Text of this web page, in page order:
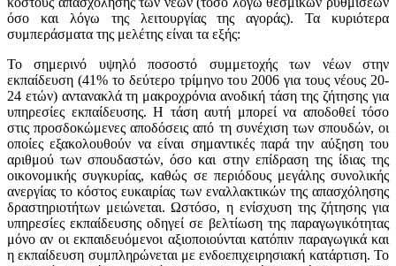
όσο και λόγω της λειτουργίας της αγοράς). Τα κυριότερα
συμπεράσματα της μελέτης είναι τα εξής:
Το σημερινό υψηλό ποσοστό συμμετοχής των νέων στην
εκπαίδευση (41% το δεύτερο τρίμηνο του 2006 για τους νέους 20-
24 ετών) αντανακλά τη μακροχρόνια ανοδική τάση της ζήτησης για
υπηρεσίες εκπαίδευσης. Η τάση αυτή μπορεί να αποδοθεί τόσο
στις προσδοκώμενες αποδόσεις από τη συνέχιση των σπουδών, οι
οποίες εξακολουθούν να είναι σημαντικές παρά την αύξηση του
αριθμού των σπουδαστών, όσο και στην επίδραση της ίδιας της
οικονομικής συγκυρίας, καθώς σε περιόδους μεγάλης συνολικής
ανεργίας το κόστος ευκαιρίας των εναλλακτικών της απασχόλησης
δραστηριοτήτων μειώνεται. Ωστόσο, η ενίσχυση της ζήτησης για
υπηρεσίες εκπαίδευσης οδηγεί σε βελτίωση της παραγωγικότητας
μόνο αν οι εκπαιδευόμενοι αξιοποιούνται κατόπιν παραγωγικά και
η εκπαίδευση συμπληρώνεται με ενδοεπιχειρησιακή κατάρτιση. Το